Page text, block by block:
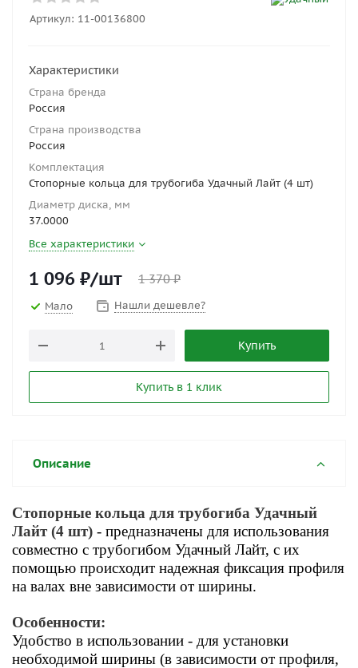
Артикул: 11-00136800
Характеристики
Страна бренда
Россия
Страна производства
Россия
Комплектация
Стопорные кольца для трубогиба Удачный Лайт (4 шт)
Диаметр диска, мм
37.0000
Все характеристики
1 096 ₽/шт 1 370₽
Мало Нашли дешевле?
Купить
Купить в 1 клик
Описание
Стопорные кольца для трубогиба Удачный
Лайт (4 шт) - предназначены для использования
совместно с трубогибом Удачный Лайт, с их
помощью происходит надежная фиксация профиля
на валах вне зависимости от ширины.
Особенности:
Удобство в использовании - для установки
необходимой ширины (в зависимости от профиля,